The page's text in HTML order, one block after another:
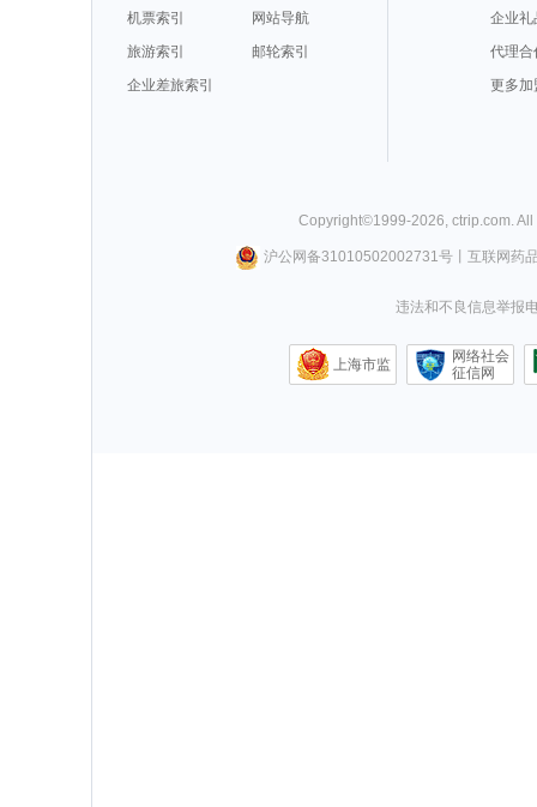
机票索引
网站导航
旅游索引
邮轮索引
企业差旅索引
企业礼
代理合
更多加
Copyright©1999-2026 ctrip.com .
沪公网备31010502002731号丨 互联网药
违法和不良信息举报
上海市监
网络社会
征信网